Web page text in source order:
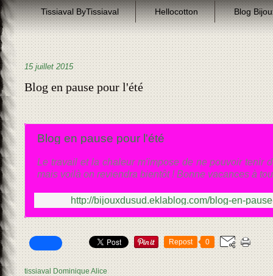
Tissiaval ByTissiaval Hellocotton Blog
15 juillet 2015
Blog en pause pour l'été
Blog en pause pour l'été
Le travail et la chaleur m'impose de ne pouvoir tenir
mais voilà on reviendra bientôt ! Bonne vacances à
http://bijouxdusud.eklablog.com/blog-en-
Repost 0
tissiaval Dominique Alice